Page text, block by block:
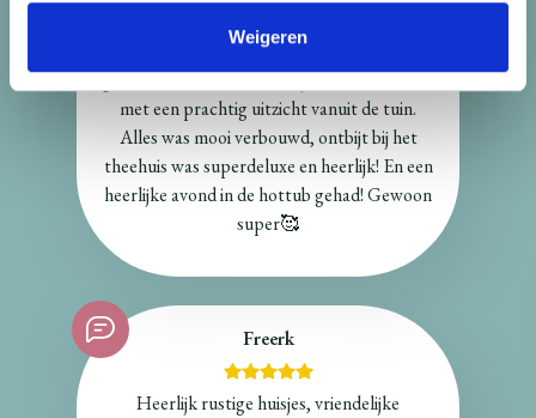
Weigeren
Met 4 vriendinnen een heerlijk weekend
gehad in Dennenoord, huisje De Boomklever
met een prachtig uitzicht vanuit de tuin.
Alles was mooi verbouwd, ontbijt bij het
theehuis was superdeluxe en heerlijk! En een
heerlijke avond in de hottub gehad! Gewoon
super🥰
Freerk
Heerlijk rustige huisjes, vriendelijke